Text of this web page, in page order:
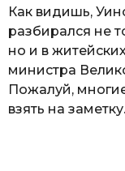
Как видишь,
разбирался не
но и в
министра
Пожалуй,
взять на заметку.